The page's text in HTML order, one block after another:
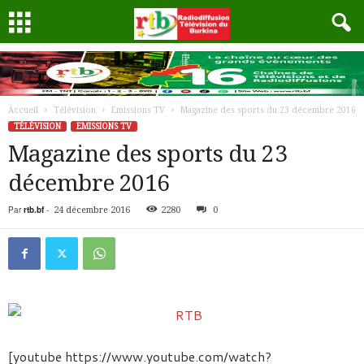
Accueil Télévision Emissions TV
Magazine des sports du 23 décembre 2016
TÉLÉVISION
EMISSIONS TV
Magazine des sports du 23
décembre 2016
Par rtb.bf- 24 décembre 2016 2280 0
[youtube https://www.youtube.com/watch?